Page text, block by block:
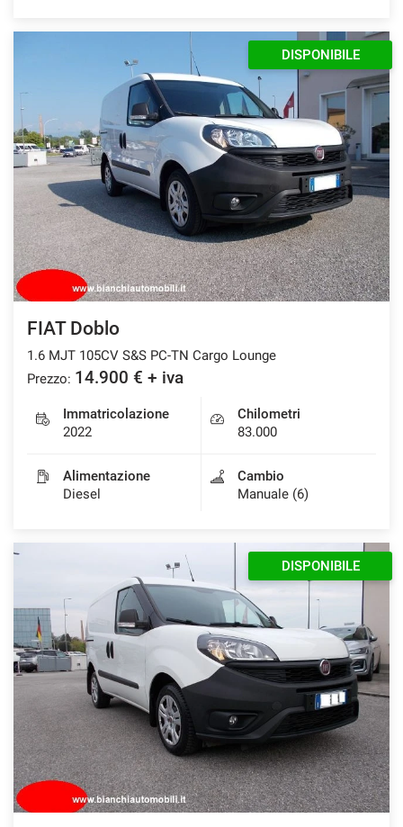
DISPONIBILE
FIAT Doblo
1.6 MJT 105CV S&S PC-TN Cargo Lounge
Prezzo: 14.900 € + iva
Immatricolazione
2022
Chilometri
83.000
Alimentazione
Diesel
Cambio
Manuale (6)
DISPONIBILE